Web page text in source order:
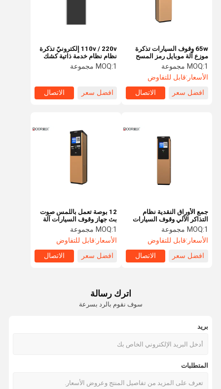
الرئيسية
65w وقوف السيارات تذكرة
موزع آلة موبايل رمز المسح
الضوئي الدفع
MOQ:1 مجموعة
الأسعار:قابل للتفاوض
افضل سعر
الاتصال
110v / 220v إلكترونيّ تذكرة
نظام نظام خدمة ذاتية كشك
مجموعة بطاقة
MOQ:1 مجموعة
افضل سعر الاتصال
جمع الأوراق النقدية نظام
التذاكر الآلي وقوف السيارات
نظام باب الوصول إلى التحكم
MOQ:1 مجموعة
الأسعار:قابل للتفاوض
افضل سعر
الاتصال
12 بوصة تعمل باللمس صوت
بث جهاز وقوف السيارات آلة
شحن الجهاز
MOQ:1 مجموعة
الأسعار:قابل للتفاوض
افضل سعر
الاتصال
اترك رسالة
سوف نقوم بالرد بسرعة
بريد
المتطلبات